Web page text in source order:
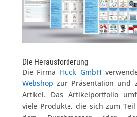
Die Herausforderung
Die Firma Huck GmbH
Webshop zur Präsentation und
Artikel. Das Artikelportfolio
viele Produkte, die sich zum